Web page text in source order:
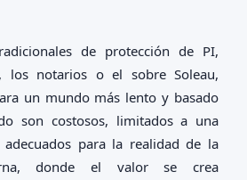
de protección de PI,
los notarios o el sobre Soleau,
un mundo más lento y basado
son costosos, limitados a una
para la realidad de la
donde el valor se crea